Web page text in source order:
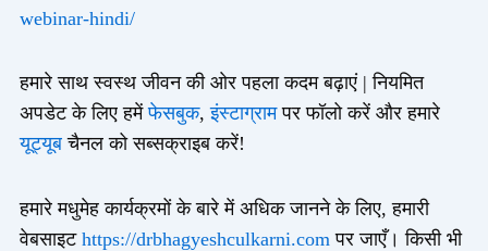
webinar-hindi/
हमारे साथ स्वस्थ जीवन की ओर पहला कदम बढ़ाएं | नियमित
अपडेट के लिए हमेंफेसबुक,इंस्टाग्रामपर फॉलो करें और हमारे
यूट्यूबचैनल को सब्सक्राइब करें!
हमारे मधुमेह कार्यक्रमों के बारे में अधिक जानने के लिए, हमारी
वेबसाइट https://drbhagyeshculkarni.com पर जाएँ। किसी भी